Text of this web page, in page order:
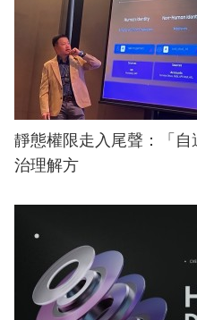
靜態權限走入尾聲：「
治理解方